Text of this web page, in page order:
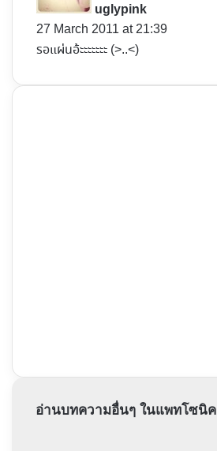
uglypink
s
27 March 2011 at 21:39
รอแผ่นอ้ะะะะะะะ (>..<)
อ่านบทความอื่นๆ ในแพทโซนิค